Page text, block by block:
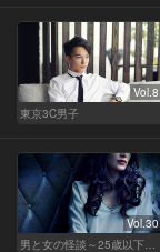
Vol.8
東京3C男子
Vol.30